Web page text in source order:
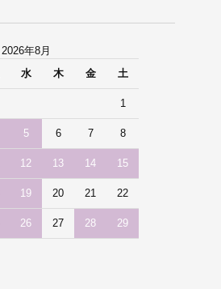
2026年8月
水 木 金 土
1
5 6 7 8
12 13 14 15
19 20 21 22
26 27 28 29